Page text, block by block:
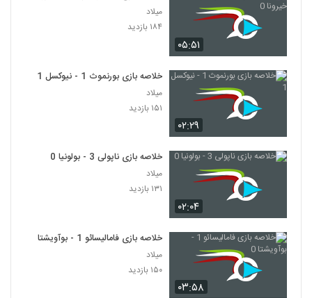
۰۵:۵۱
میلاد
۱۸۴ بازدید
۰۲:۲۹
خلاصه بازی بورنموث 1 - نیوکسل 1
میلاد
۱۵۱ بازدید
۰۲:۰۴
خلاصه بازی ناپولی 3 - بولونیا 0
میلاد
۱۳۱ بازدید
۰۳:۵۸
خلاصه بازی فامالیسائو 1 - بوآویشتا 0
میلاد
۱۵۰ بازدید